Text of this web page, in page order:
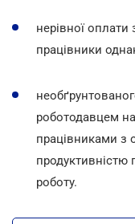
нерівної
працівники
роботодавцем
працівниками з
продуктивністю
роботу.